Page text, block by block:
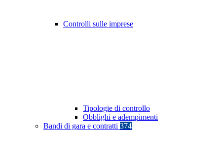
Controlli sulle imprese
Tipologie di controllo
Obblighi e adempimenti
Bandi di gara e contratti 374